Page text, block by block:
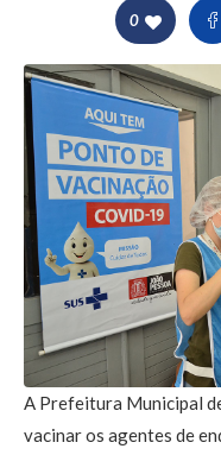
0
A Prefeitura Municipal
vacinar os agentes de